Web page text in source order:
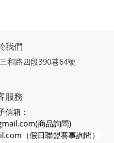
我們
和路四段390巷64號
服務
信箱：
商品詢問)
（假日聯盟賽事詢問）